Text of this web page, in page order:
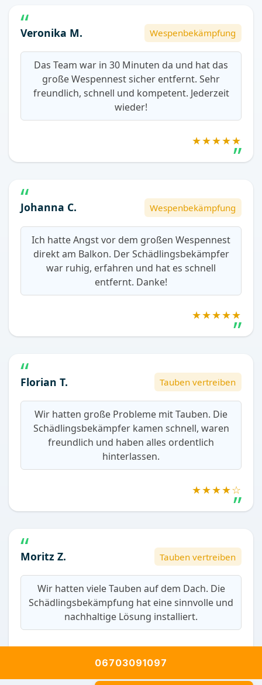
Veronika M. Wespenbekämpfung
Das Team war in 30 Minuten da und hat das
große Wespennest sicher entfernt. Sehr
freundlich, schnell und kompetent. Jederzeit
wieder!
★★★★★
Johanna C. Wespenbekämpfung
Ich hatte Angst vor dem großen Wespennest
direkt am Balkon. Der Schädlingsbekämpfer
war ruhig, erfahren und hat es schnell
entfernt. Danke!
★★★★★
Florian T. Tauben vertreiben
Wir hatten große Probleme mit Tauben. Die
Schädlingsbekämpfer kamen schnell, waren
freundlich und haben alles ordentlich
hinterlassen.
★★★★☆
Moritz Z. Tauben vertreiben
Wir hatten viele Tauben auf dem Dach. Die
Schädlingsbekämpfung hat eine sinnvolle und
nachhaltige Lösung installiert.
★★★★☆
06703091097